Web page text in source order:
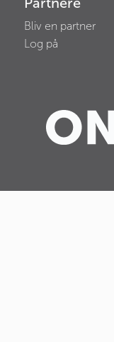
Bliv en partner
Log på